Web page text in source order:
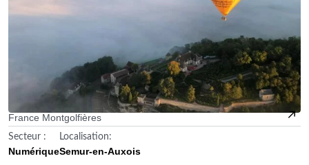
France Montgolfières
Secteur :
Numérique
Localisation:
Semur-en-Auxois